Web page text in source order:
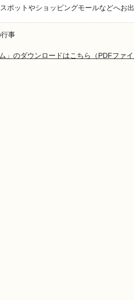
ポットやショッピングモールなどへお
事